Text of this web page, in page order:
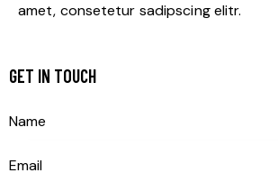
amet, consetetur sadipscing elitr.
GET IN TOUCH